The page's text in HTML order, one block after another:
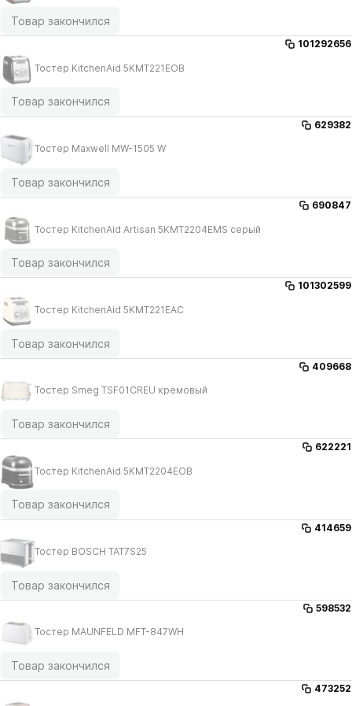
Товар закончился
101292656
Тостер KitchenAid 5KMT221EOB
Товар закончился
629382
Тостер Maxwell MW-1505 W
Товар закончился
690847
Тостер KitchenAid Artisan 5KMT2204EMS серый
Товар закончился
101302599
Тостер KitchenAid 5KMT221EAC
Товар закончился
409668
Тостер Smeg TSF01CREU кремовый
Товар закончился
622221
Тостер KitchenAid 5KMT2204EOB
Товар закончился
414659
Тостер BOSCH TAT7S25
Товар закончился
598532
Тостер MAUNFELD MFT-847WH
Товар закончился
473252